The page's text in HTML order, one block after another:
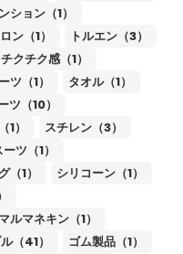
ョン（1）
ン（1）
トルエン（3）
チクチク感（1）
ツ（1）
タオル（1）
ツ（10）
）
スチレン（3）
ツ（1）
1）
シリコーン（1）
ルマネキン（1）
（41）
ゴム製品（1）